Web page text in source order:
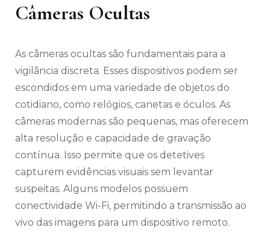
Câmeras Ocultas
As câmeras ocultas são fundamentais para a
vigilância discreta. Esses dispositivos podem ser
escondidos em uma variedade de objetos do
cotidiano, como relógios, canetas e óculos. As
câmeras modernas são pequenas, mas oferecem
alta resolução e capacidade de gravação
contínua. Isso permite que os detetives
capturem evidências visuais sem levantar
suspeitas. Alguns modelos possuem
conectividade Wi-Fi, permitindo a transmissão ao
vivo das imagens para um dispositivo remoto.